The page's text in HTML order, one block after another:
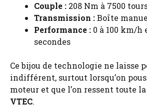
Couple : 208 Nm à 7500
Transmission :Boîte
Performance : 0 à 100 km/h
secondes
Ce bijou de technologie ne laisse
indifférent, surtout lorsqu’on
moteur et que l’on ressent toute
VTEC.